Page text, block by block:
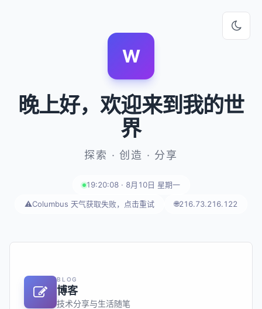
W
晚上好，欢迎来到我的世
界
探索 · 创造 · 分享
19:20:08 · 8月10日 星期一
⚠️Columbus 天气获取失败，点击重试 🌐216.73.216.122
BLOG
博客
技术分享与生活随笔